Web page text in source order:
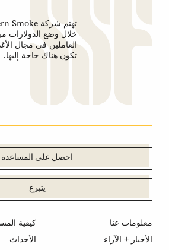
خلال وضع الدولارات
العاملين في مجال
تكون هناك حاجة إليها.
احصل على المساعدة
يتبرع
معلومات عنا
الأخبار + الآراء
كيفية
الأحداث